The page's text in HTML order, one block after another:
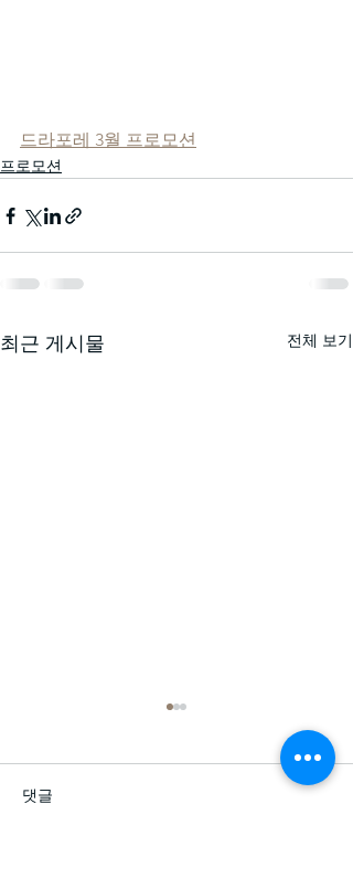
드라포레 3월 프로모션
프로모션
최근 게시물 전체 보기
댓글